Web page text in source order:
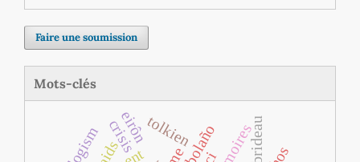
Faire une soumission
Mots-clés
tolkien
aids
crisis
eirôn